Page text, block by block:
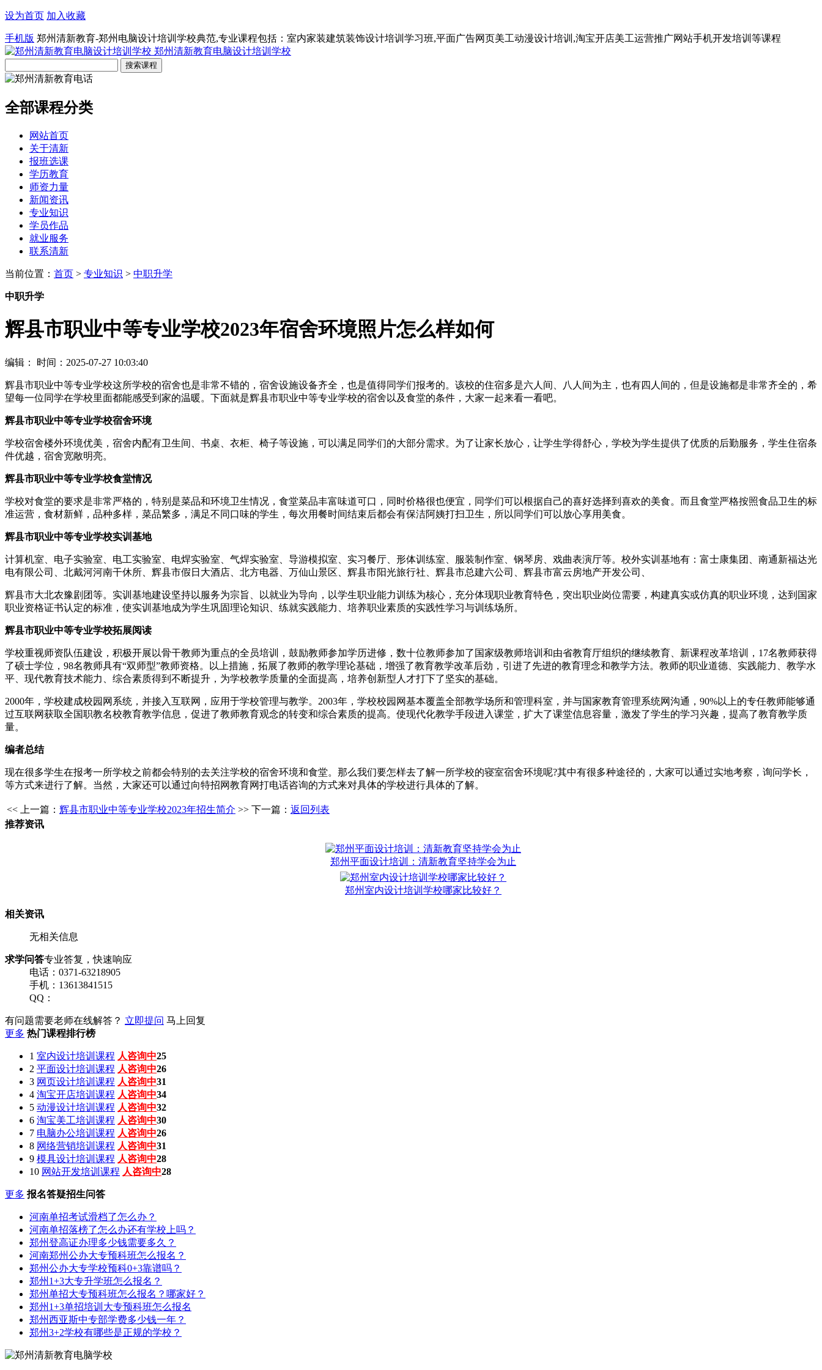
设为首页 加入收藏
手机版 郑州清新教育-郑州电脑设计培训学校典范,专业课程包括：室内家装建筑装饰设计培训学习班,平面广告网页美工动漫设计培训,淘宝开店美工运营推广网站手机开发培训等课程
郑州清新教育电脑设计培训学校
全部课程分类
网站首页
关于清新
报班选课
学历教育
师资力量
新闻资讯
专业知识
学员作品
就业服务
联系清新
当前位置： 首页 > 专业知识 > 中职升学
中职升学
辉县市职业中等专业学校2023年宿舍环境照片怎么样如何
编辑： 时间：2025-07-27 10:03:40
辉县市职业中等专业学校这所学校的宿舍也是非常不错的，宿舍设施设备齐全，也是值得同学们报考的。该校的住宿多是六人间、八人间为主，也有四人间的，但是设施都是非常齐全的，希
望每一位同学在学校里面都能感受到家的温暖。下面就是辉县市职业中等专业学校的宿舍以及食堂的条件，大家一起来看一看吧。
辉县市职业中等专业学校宿舍环境
学校宿舍楼外环境优美，宿舍内配有卫生间、书桌、衣柜、椅子等设施，可以满足同学们的大部分需求。为了让家长放心，让学生学得舒心，学校为学生提供了优质的后勤服务，学生住宿条
件优越，宿舍宽敞明亮。
辉县市职业中等专业学校食堂情况
学校对食堂的要求是非常严格的，特别是菜品和环境卫生情况，食堂菜品丰富味道可口，同时价格很也便宜，同学们可以根据自己的喜好选择到喜欢的美食。而且食堂严格按照食品卫生的标
准运营，食材新鲜，品种多样，菜品繁多，满足不同口味的学生，每次用餐时间结束后都会有保洁阿姨打扫卫生，所以同学们可以放心享用美食。
辉县市职业中等专业学校实训基地
计算机室、电子实验室、电工实验室、电焊实验室、气焊实验室、导游模拟室、实习餐厅、形体训练室、服装制作室、钢琴房、戏曲表演厅等。校外实训基地有：富士康集团、南通新福达光
电有限公司、北戴河河南干休所、辉县市假日大酒店、北方电器、万仙山景区、辉县市阳光旅行社、辉县市总建六公司、辉县市富云房地产开发公司、
辉县市大北农豫剧团等。实训基地建设坚持以服务为宗旨、以就业为导向，以学生职业能力训练为核心，充分体现职业教育特色，突出职业岗位需要，构建真实或仿真的职业环境，达到国家
职业资格证书认定的标准，使实训基地成为学生巩固理论知识、练就实践能力、培养职业素质的实践性学习与训练场所。
辉县市职业中等专业学校拓展阅读
学校重视师资队伍建设，积极开展以骨干教师为重点的全员培训，鼓励教师参加学历进修，数十位教师参加了国家级教师培训和由省教育厅组织的继续教育、新课程改革培训，17名教师获得
了硕士学位，98名教师具有“双师型”教师资格。以上措施，拓展了教师的教学理论基础，增强了教育教学改革后劲，引进了先进的教育理念和教学方法。教师的职业道德、实践能力、教学水
平、现代教育技术能力、综合素质得到不断提升，为学校教学质量的全面提高，培养创新型人才打下了坚实的基础。
2000年，学校建成校园网系统，并接入互联网，应用于学校管理与教学。2003年，学校校园网基本覆盖全部教学场所和管理科室，并与国家教育管理系统网沟通，90%以上的专任教师能够通
过互联网获取全国职教名校教育教学信息，促进了教师教育观念的转变和综合素质的提高。使现代化教学手段进入课堂，扩大了课堂信息容量，激发了学生的学习兴趣，提高了教育教学质
量。
编者总结
现在很多学生在报考一所学校之前都会特别的去关注学校的宿舍环境和食堂。那么我们要怎样去了解一所学校的寝室宿舍环境呢?其中有很多种途径的，大家可以通过实地考察，询问学长，
等方式来进行了解。当然，大家还可以通过向特招网教育网打电话咨询的方式来对具体的学校进行具体的了解。
<< 上一篇： 辉县市职业中等专业学校2023年招生简介 >> 下一篇： 返回列表
推荐资讯
郑州平面设计培训：清新教育坚持学会为止
郑州室内设计培训学校哪家比较好？
相关资讯
无相关信息
求学问答专业答复，快速响应
电话：0371-63218905
手机：13613841515
QQ：
有问题需要老师在线解答？ 立即提问 马上回复
更多 热门课程排行榜
1 室内设计培训课程 人咨询中25
2 平面设计培训课程 人咨询中26
3 网页设计培训课程 人咨询中31
4 淘宝开店培训课程 人咨询中34
5 动漫设计培训课程 人咨询中32
6 淘宝美工培训课程 人咨询中30
7 电脑办公培训课程 人咨询中26
8 网络营销培训课程 人咨询中31
9 模具设计培训课程 人咨询中28
10 网站开发培训课程 人咨询中28
更多 报名答疑招生问答
河南单招考试滑档了怎么办？
河南单招落榜了怎么办还有学校上吗？
郑州登高证办理多少钱需要多久？
河南郑州公办大专预科班怎么报名？
郑州公办大专学校预科0+3靠谱吗？
郑州1+3大专升学班怎么报名？
郑州单招大专预科班怎么报名？哪家好？
郑州1+3单招培训大专预科班怎么报名
郑州西亚斯中专部学费多少钱一年？
郑州3+2学校有哪些是正规的学校？